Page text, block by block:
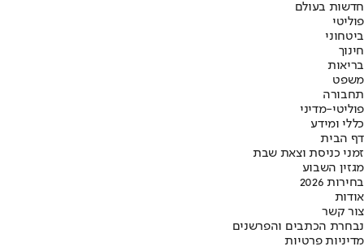
חדשות בעולם
פוליטי
ביטחוני
חינוך
בריאות
משפט
תחבורה
פוליטי-מדיני
כללי ומידע
דף הבית
זמני כניסת וצאת שבת
מגזין השבוע
בחירות 2026
אודות
צור קשר
נבחרת הכתבים והפרשנים
מדיניות פרטיות